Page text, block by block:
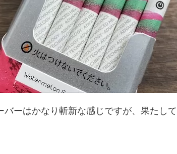
バーはかなり斬新な感じですが、果たし